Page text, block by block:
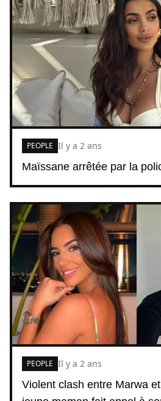
Maïssane arrêtée par la
PEOPLE Il y a 2 ans
Violent clash entre Marwa
PEOPLE Il y a 2 ans